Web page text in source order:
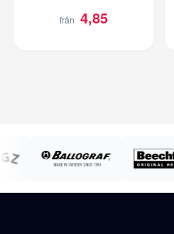
från 4,85